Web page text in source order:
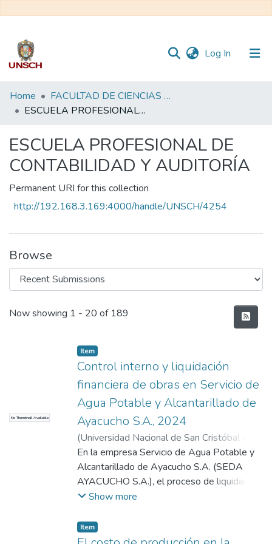
Log In (current)
Communities
&
All of DSpace
Home
FACULTAD DE CIENCIAS ECONÓMICAS, ADMINISTRATIVAS Y CONTABLES
ESCUELA PROFESIONAL DE CONTABILIDAD Y AUDITORÍA
ESCUELA PROFESIONAL DE
CONTABILIDAD Y AUDITORÍA
Permanent URI for this collection
http://192.168.3.169:4000/handle/UNSCH/4254
Browse
Recent Submissions
Now showing 1 - 20 of 189
No Thumbnail Available
Item
Control interno y liquidación
financiera de obras en Servicio de
Agua Potable y Alcantarillado de
Ayacucho S.A., 2024
(Universidad Nacional de San Cristóbal de
Huamanga,2026)Cayllahua Barrientos,
Alex;Gómez Méndez, Julio
En la empresa Servicio de Agua Potable y
Alcantarillado de Ayacucho S.A. (SEDA
AYACUCHO S.A.), el proceso de liquidación
financiera de las obras no siempre se
requeridos, lo que en diversos casos genera
retrasos, observaciones administrativas y
Show more
Item